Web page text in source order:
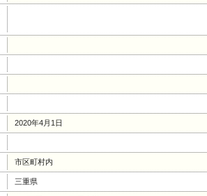
2020年4月1日
市区町村内
三重県